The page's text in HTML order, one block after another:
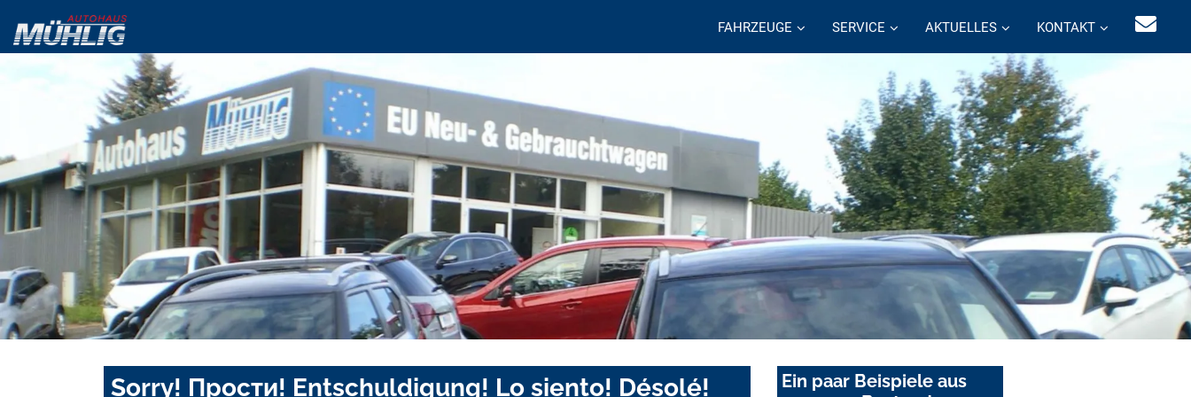
FAHRZEUGE SERVICE AKTUELLES KONTAKT
Sorry! Прости! Entschuldigung! Lo siento! Désolé!
Ein paar Beispiele aus